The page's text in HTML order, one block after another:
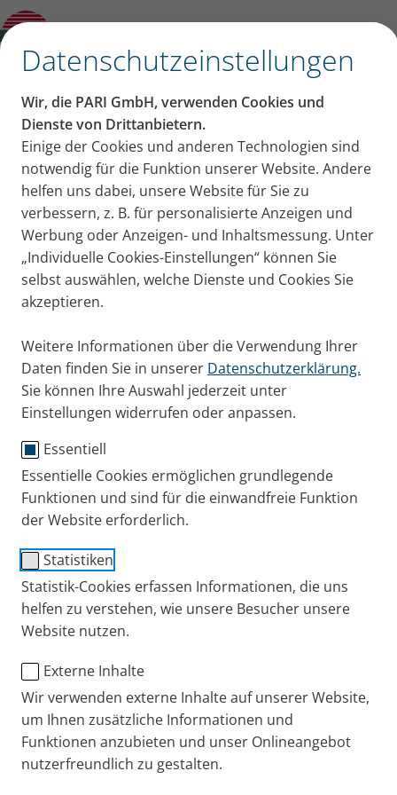
Datenschutzeinstellungen
Wir, die PARI GmbH, verwenden Cookies und
Dienste von Drittanbietern.
Einige der Cookies und anderen Technologien sind
notwendig für die Funktion unserer Website. Andere
helfen uns dabei, unsere Website für Sie zu
verbessern, z. B. für personalisierte Anzeigen und
Werbung oder Anzeigen- und Inhaltsmessung. Unter
„Individuelle Cookies-Einstellungen“ können Sie
selbst auswählen, welche Dienste und Cookies Sie
akzeptieren.
Weitere Informationen über die Verwendung Ihrer
Daten finden Sie in unserer Datenschutzerklärung.
Sie können Ihre Auswahl jederzeit unter
Einstellungen widerrufen oder anpassen.
Essentiell
Essentielle Cookies ermöglichen grundlegende
Funktionen und sind für die einwandfreie Funktion
der Website erforderlich.
Statistiken
Statistik-Cookies erfassen Informationen, die uns
helfen zu verstehen, wie unsere Besucher unsere
Website nutzen.
Externe Inhalte
Wir verwenden externe Inhalte auf unserer Website,
um Ihnen zusätzliche Informationen und
Funktionen anzubieten und unser Onlineangebot
nutzerfreundlich zu gestalten.
VORTEX Tracheo
VORTEX®mit
Erwachsenenmaske
Mit Erwachsenenmaske und der praktischen
Einhand-Bedienhilfe
Vorteile der VORTEX Inhalierhilfe
Die VORTEX ist für jedes Alter geeignet
Dank des auswechselbaren Mundstücks und der
abnehmbaren Baby-, Kinder- und
Erwachsenenmaske wächst die VORTEX mit und
Ersatzteile
Zubehör
Gebrauchsanweisung